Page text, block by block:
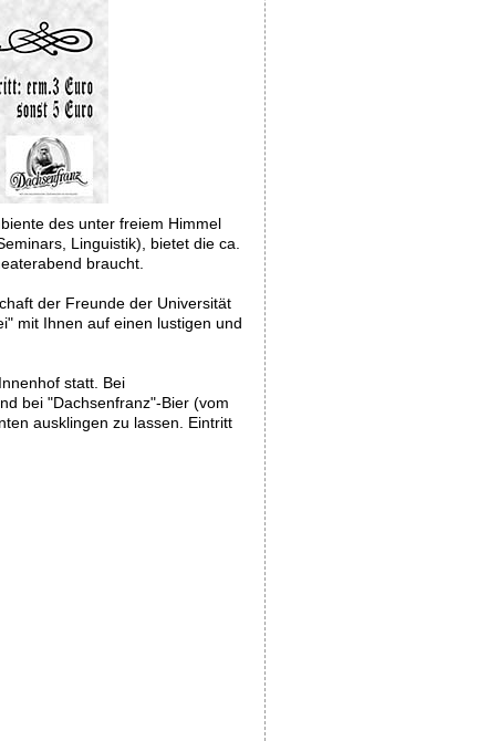
des unter freiem Himmel
Linguistik), bietet die ca.
braucht.
der Freunde der Universität
mit Ihnen auf einen lustigen und
statt. Bei
bei "Dachsenfranz"-Bier (vom
ausklingen zu lassen. Eintritt